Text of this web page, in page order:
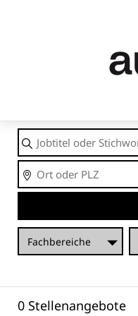
Jobtitel
oder
Stichwort
Ort
Fachbereiche
0 Stellenangebote